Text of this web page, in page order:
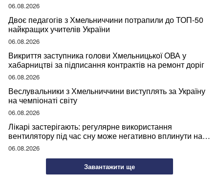
06.08.2026
Двоє педагогів з Хмельниччини потрапили до ТОП-50
найкращих учителів України
06.08.2026
Викриття заступника голови Хмельницької ОВА у
хабарництві за підписання контрактів на ремонт доріг
06.08.2026
Веслувальники з Хмельниччини виступлять за Україну
на чемпіонаті світу
06.08.2026
Лікарі застерігають: регулярне використання
вентилятору під час сну може негативно вплинути на
ваше здоров’я
06.08.2026
Завантажити ще